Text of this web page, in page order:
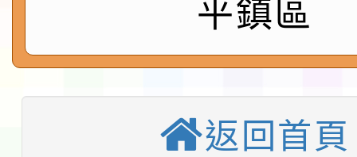
第3次招考代課鐘點教
告(不再辦理後續甄選)
檢送「桃園市115學年
賽實施要點」1份
本市「115學年度學生
程安排一案
「桃園市補助參觀特色
平鎮區
返回首頁